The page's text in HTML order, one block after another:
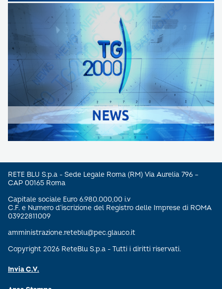
RETE BLU S.p.a - Sede Legale Roma (RM) Via Aurelia 796 –
CAP 00165 Roma
Capitale sociale Euro 6.980.000,00 i.v
C.F. e Numero d’iscrizione del Registro delle Imprese di ROMA
03922811009
amministrazione.reteblu@pec.glauco.it
Copyright 2026 ReteBlu S.p.a - Tutti i diritti riservati.
Invia C.V.